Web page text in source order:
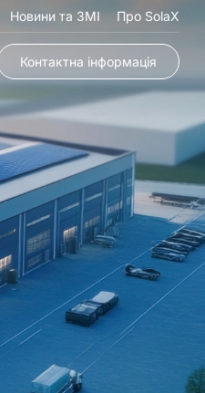
Новини та ЗМІ Про SolaX
Контактна інформація